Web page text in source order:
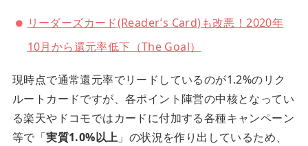
リーダーズカード(Reader’s Card)も改悪！2020年
10月から還元率低下（The Goal）
現時点で通常還元率でリードしているのが1.2%のリク
ルートカードですが、各ポイント陣営の中核となってい
る楽天やドコモではカードに付加する各種キャンペーン
等で「実質1.0%以上 」の状況を作り出しているため、